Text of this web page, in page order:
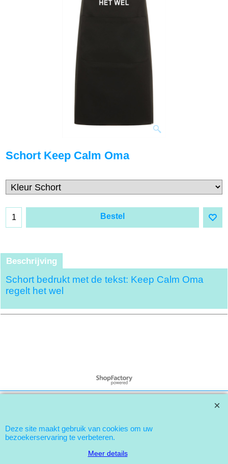
Schort Keep Calm Oma
Bestel
Beschrijving
Schort bedrukt met de tekst: Keep Calm Oma
regelt het wel
Webwinkel gemaakt met
ShopFactory webwinkel
Deze site maakt gebruik van cookies om uw
bezoekerservaring te verbeteren.
Meer details